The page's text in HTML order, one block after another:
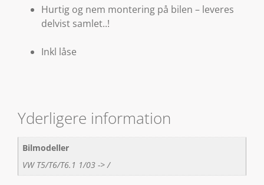
Hurtig og nem montering på bilen – leveres
delvist samlet..!
Inkl låse
Yderligere information
Bilmodeller
VW T5/T6/T6.1 1/03 -> /